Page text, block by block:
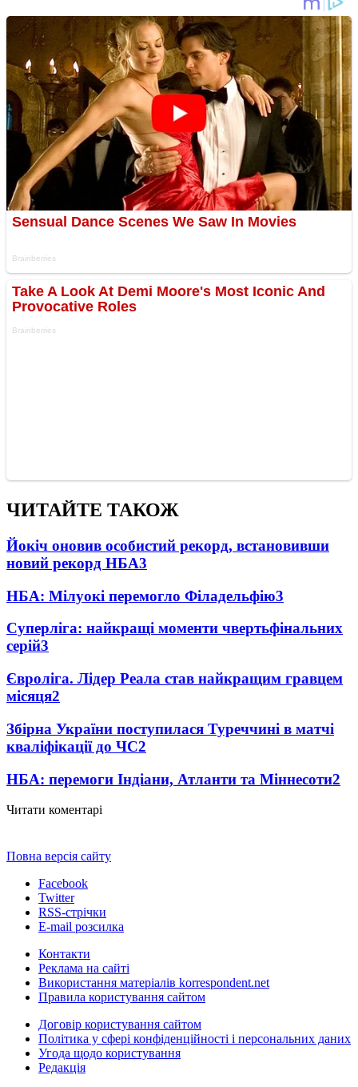
ЧИТАЙТЕ ТАКОЖ
Йокіч оновив особистий рекорд, встановивши
новий рекорд НБА3
НБА: Мілуокі перемогло Філадельфію3
Суперліга: найкращі моменти чвертьфінальних
серій3
Євроліга. Лідер Реала став найкращим гравцем
місяця2
Збірна України поступилася Туреччині в матчі
кваліфікації до ЧС2
НБА: перемоги Індіани, Атланти та Міннесоти2
Читати коментарі
Повна версія сайту
Facebook
Twitter
RSS-стрічки
E-mail розсилка
Контакти
Реклама на сайті
Використання матеріалів korrespondent.net
Правила користування сайтом
Договір користування сайтом
Політика у сфері конфіденційності і персональних даних
Угода щодо користування
Редакція